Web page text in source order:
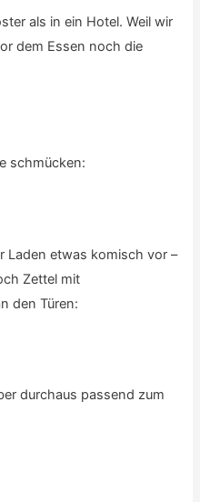
als in ein Hotel. Weil wir
dem Essen noch die
schmücken:
Laden etwas komisch vor –
Zettel mit
den Türen:
durchaus passend zum